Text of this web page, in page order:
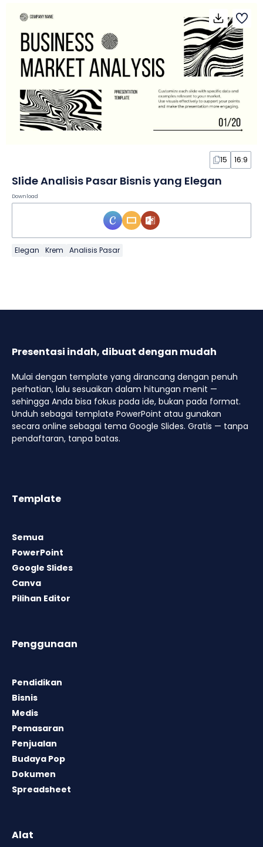
15 16:9
Slide Analisis Pasar Bisnis yang Elegan
Download
Elegan Krem Analisis Pasar
Presentasi indah, dibuat dengan mudah
Mulai dengan template yang dirancang dengan penuh
perhatian, lalu sesuaikan dalam hitungan menit —
sehingga Anda bisa fokus pada ide, bukan pada format.
Unduh sebagai template PowerPoint atau gunakan
secara online sebagai tema Google Slides. Gratis — tanpa
pendaftaran, tanpa batas.
Template
Semua
PowerPoint
Google Slides
Canva
Pilihan Editor
Penggunaan
Pendidikan
Bisnis
Medis
Pemasaran
Penjualan
Budaya Pop
Dokumen
Spreadsheet
Alat